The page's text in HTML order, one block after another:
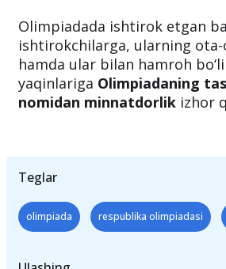
Olimpiadada ishtirok etgan
ishtirokchilarga, ularning
hamda ular bilan hamroh
yaqinlariga Olimpiadaning
nomidan minnatdorlik izhor
Teglar
olimpiada respublika olimpiadasi